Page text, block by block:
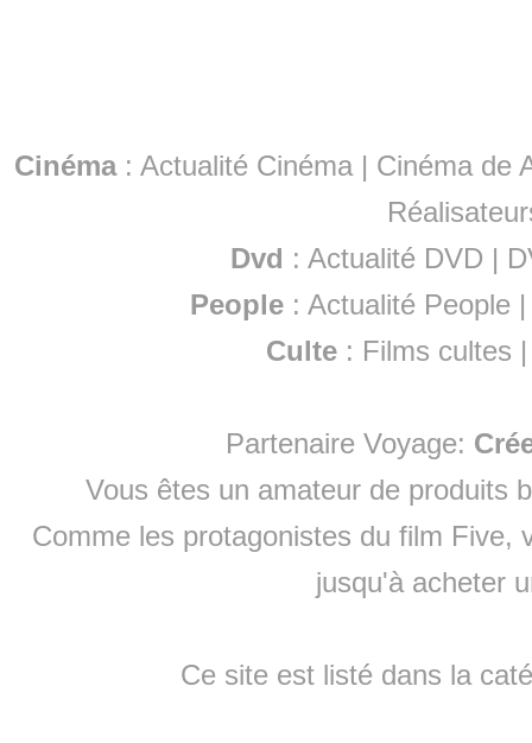
Cinéma: Actualité Cinéma | Cinéma de
Dvd : Actualité DVD |
People :Actualité People
Culte : Films cultes
Partenaire Voyage:
Vous êtes un amateur de produits
Comme les protagonistes du film Five,
jusqu'à acheter
Ce site est listé dans la